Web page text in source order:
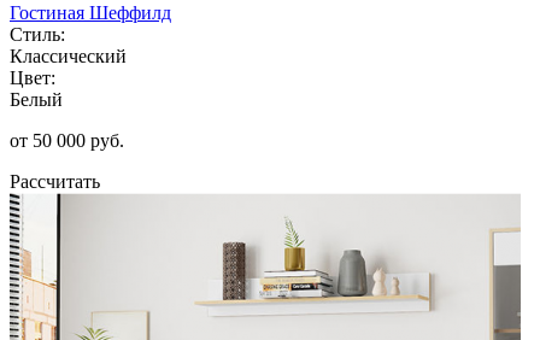
Гостиная Шеффилд
Стиль:
Классический
Цвет:
Белый
от 50 000 руб.
Рассчитать